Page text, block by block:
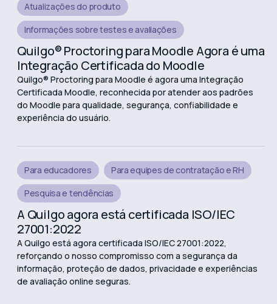
Atualizações do produto
Informações sobre testes e avaliações
Quilgo® Proctoring para Moodle Agora é uma
Integração Certificada do Moodle
Quilgo® Proctoring para Moodle é agora uma Integração
Certificada Moodle, reconhecida por atender aos padrões
do Moodle para qualidade, segurança, confiabilidade e
experiência do usuário.
Para educadores
Para equipes de contratação e RH
Pesquisa e tendências
A Quilgo agora está certificada ISO/IEC
27001:2022
A Quilgo está agora certificada ISO/IEC 27001:2022,
reforçando o nosso compromisso com a segurança da
informação, proteção de dados, privacidade e experiências
de avaliação online seguras.